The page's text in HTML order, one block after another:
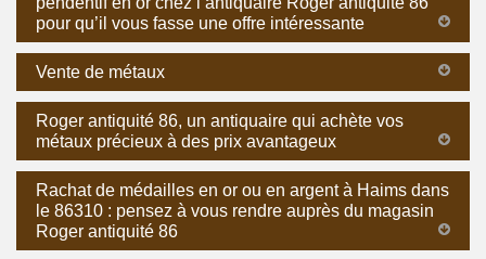
pour qu’il vous fasse une offre intéressante
Vente de métaux
Roger antiquité 86, un antiquaire qui achète vos
métaux précieux à des prix avantageux
Rachat de médailles en or ou en argent à Haims dans
le 86310 : pensez à vous rendre auprès du magasin
Roger antiquité 86